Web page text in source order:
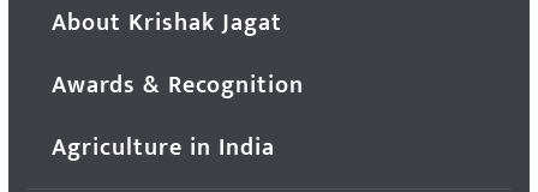
About Krishak Jagat
Awards & Recognition
Agriculture in India